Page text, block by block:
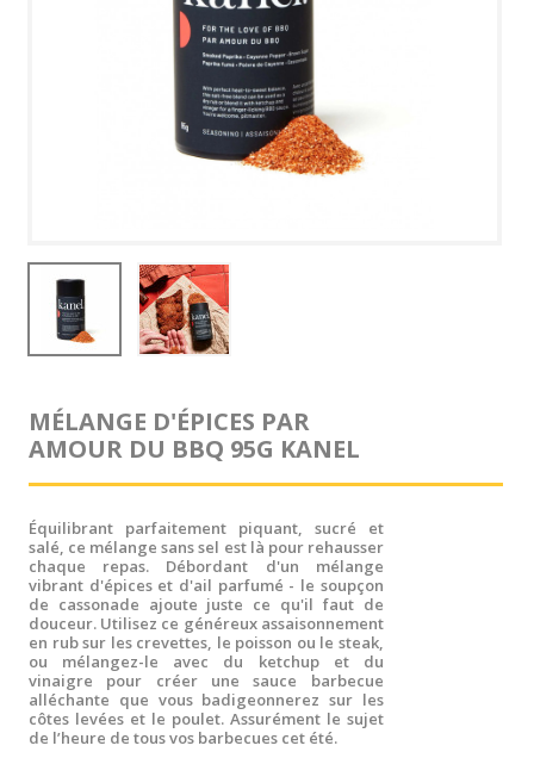
MÉLANGE D'ÉPICES PAR
AMOUR DU BBQ 95G KANEL
Équilibrant parfaitement piquant, sucré et
salé, ce mélange sans sel est là pour rehausser
chaque repas. Débordant d'un mélange
vibrant d'épices et d'ail parfumé - le soupçon
de cassonade ajoute juste ce qu'il faut de
douceur. Utilisez ce généreux assaisonnement
en rub sur les crevettes, le poisson ou le steak,
ou mélangez-le avec du ketchup et du
vinaigre pour créer une sauce barbecue
alléchante que vous badigeonnerez sur les
côtes levées et le poulet. Assurément le sujet
de l’heure de tous vos barbecues cet été.